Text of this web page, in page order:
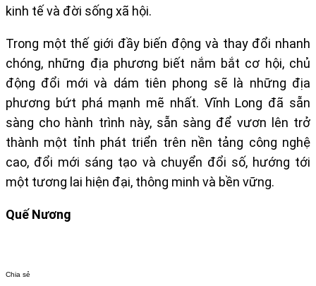
kinh tế và đời sống xã hội.
Trong một thế giới đầy biến động và thay đổi nhanh
chóng, những địa phương biết nắm bắt cơ hội, chủ
động đổi mới và dám tiên phong sẽ là những địa
phương bứt phá mạnh mẽ nhất. Vĩnh Long đã sẵn
sàng cho hành trình này, sẵn sàng để vươn lên trở
thành một tỉnh phát triển trên nền tảng công nghệ
cao, đổi mới sáng tạo và chuyển đổi số, hướng tới
một tương lai hiện đại, thông minh và bền vững.
Quế Nương​
Chia sẻ